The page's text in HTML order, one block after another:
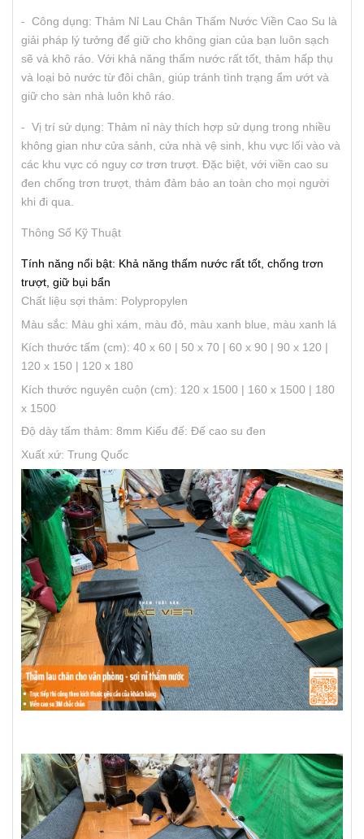
- Công dụng: Thảm Nỉ Lau Chân Thấm Nước Viền Cao Su là
giải pháp lý tưởng để giữ cho không gian của bạn luôn sạch
sẽ và khô ráo. Với khả năng thấm nước rất tốt, thảm hấp thụ
và loại bỏ nước từ đôi chân, giúp tránh tình trạng ẩm ướt và
giữ cho sàn nhà luôn khô ráo.
- Vị trí sử dụng: Thảm nỉ này thích hợp sử dụng trong nhiều
không gian như cửa sảnh, cửa nhà vệ sinh, khu vực lối vào và
các khu vực có nguy cơ trơn trượt. Đặc biệt, với viền cao su
đen chống trơn trượt, thảm đảm bảo an toàn cho mọi người
khi đi qua.
Thông Số Kỹ Thuật
Tính năng nổi bật: Khả năng thấm nước rất tốt, chống trơn
trượt, giữ bụi bẩn
Chất liệu sợi thảm: Polypropylen
Màu sắc: Màu ghi xám, màu đỏ, màu xanh blue, màu xanh lá
Kích thước tấm (cm): 40 x 60 | 50 x 70 | 60 x 90 | 90 x 120 |
120 x 150 | 120 x 180
Kích thước nguyên cuộn (cm): 120 x 1500 | 160 x 1500 | 180
x 1500
Độ dày tấm thảm: 8mm Kiểu đế: Đế cao su đen
Xuất xứ: Trung Quốc